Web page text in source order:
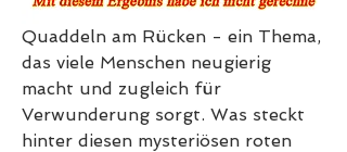
Quaddeln am Rücken - ein Thema,
das viele Menschen neugierig
macht und zugleich für
Verwunderung sorgt. Was steckt
hinter diesen mysteriösen roten